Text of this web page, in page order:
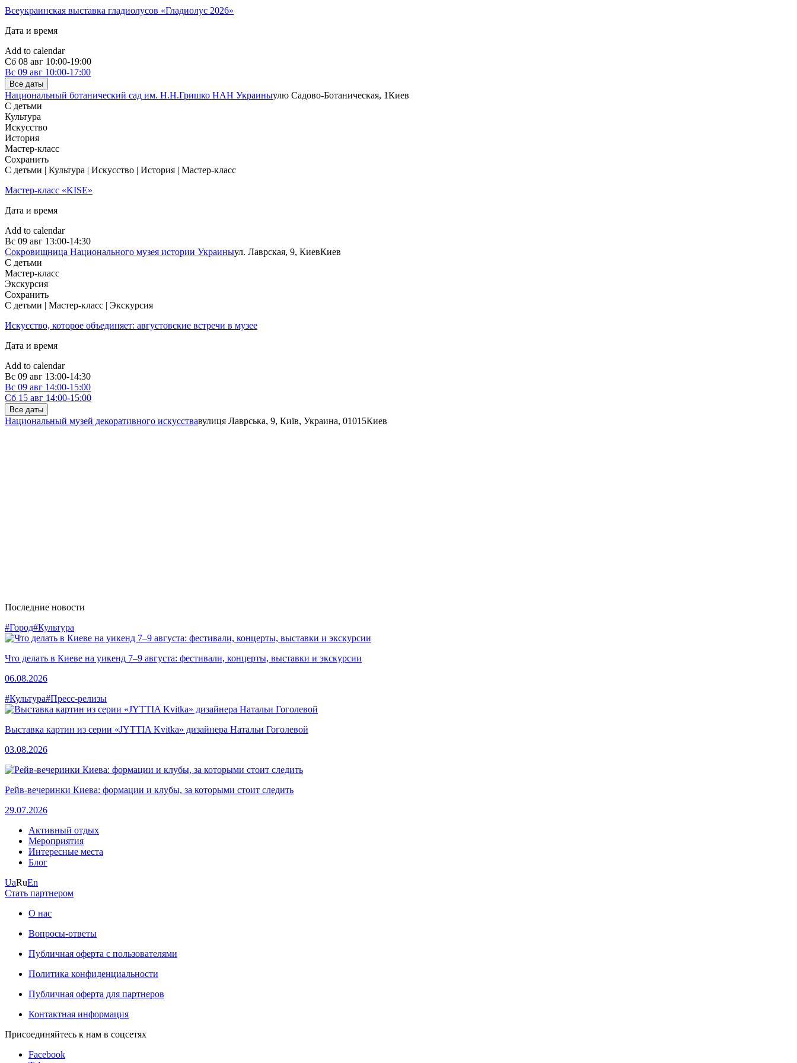
Всеукраинская выставка гладиолусов «Гладиолус 2026»
Дата и время
Add to calendar
Сб 08 авг 10:00-19:00
Вс 09 авг 10:00-17:00
Все даты
Национальный ботанический сад им. Н.Н.Гришко НАН Украиныулю Садово-Ботаническая, 1Киев
С детьми
Культура
Искусство
История
Мастер-класс
Сохранить
С детьми | Культура | Искусство | История | Мастер-класс
Мастер-класс «KISE»
Дата и время
Add to calendar
Вс 09 авг 13:00-14:30
Сокровищница Национального музея истории Украиныул. Лаврская, 9, КиевКиев
С детьми
Мастер-класс
Экскурсия
Сохранить
С детьми | Мастер-класс | Экскурсия
Искусство, которое объединяет: августовские встречи в музее
Дата и время
Add to calendar
Вс 09 авг 13:00-14:30
Вс 09 авг 14:00-15:00
Сб 15 авг 14:00-15:00
Все даты
Национальный музей декоративного искусствавулиця Лаврська, 9, Київ, Украина, 01015Киев
Последние новости
#Город#Культура
Что делать в Киеве на уикенд 7–9 августа: фестивали, концерты, выставки и экскурсии
06.08.2026
#Культура#Пресс-релизы
Выставка картин из серии «JYTTIA Kvitka» дизайнера Натальи Гоголевой
03.08.2026
Рейв-вечеринки Киева: формации и клубы, за которыми стоит следить
29.07.2026
Активный отдых
Мероприятия
Интересные места
Блог
UaRuEn
Стать партнером
О нас
Вопросы-ответы
Публичная оферта с пользователями
Политика конфиденциальности
Публичная оферта для партнеров
Контактная информация
Присоединяйтесь к нам в соцсетях
Facebook